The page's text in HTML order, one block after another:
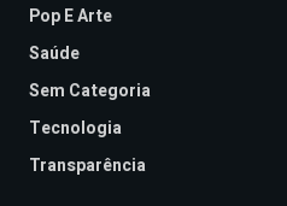
Pop E Arte
Saúde
Sem Categoria
Tecnologia
Transparência